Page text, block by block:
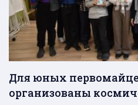
Для юных
организованы